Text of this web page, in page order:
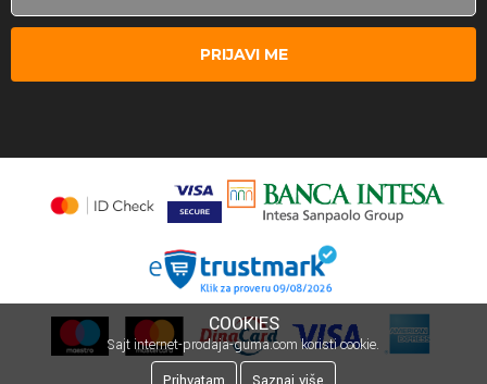
PRIJAVI ME
COOKIES
Sajt internet-prodaja-guma.com koristi cookie.